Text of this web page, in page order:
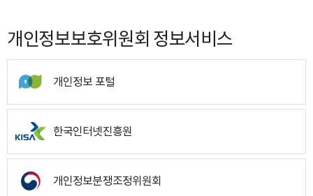
개인정보보호위원회 정보서비스
개인정보 포털
한국인터넷진흥원
개인정보분쟁조정위원회